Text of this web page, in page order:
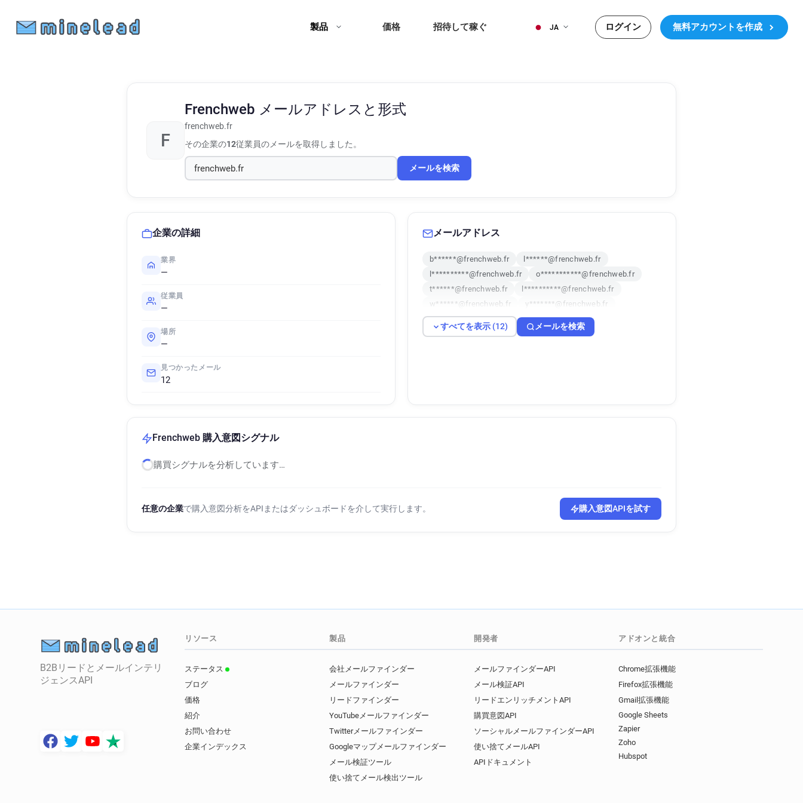
製品 価格 招待して稼ぐ JA ログイン 無料アカウントを作成
F
Frenchweb メールアドレスと形式
frenchweb.fr
その企業の12従業員のメールを取得しました。
メールを検索
企業の詳細
業界
—
従業員
—
場所
—
見つかったメール
12
メールアドレス
b******@frenchweb.fr
l******@frenchweb.fr
l**********@frenchweb.fr
o***********@frenchweb.fr
t******@frenchweb.fr
l**********@frenchweb.fr
w******@frenchweb.fr
y*******@frenchweb.fr
h***********@frenchweb.fr
y**********@frenchweb.fr
k******@frenchweb.fr
w******@frenchweb.fr
すべてを表示 (12) メールを検索
Frenchweb 購入意図シグナル
購買シグナルを分析しています…
任意の企業で購入意図分析をAPIまたはダッシュボードを介して実行します。 購入意図APIを試す
B2Bリードとメールインテリ
ジェンスAPI
リソース
ステータス
ブログ
価格
紹介
お問い合わせ
企業インデックス
製品
会社メールファインダー
メールファインダー
リードファインダー
YouTubeメールファインダー
Twitterメールファインダー
Googleマップメールファインダー
メール検証ツール
使い捨てメール検出ツール
開発者
メールファインダーAPI
メール検証API
リードエンリッチメントAPI
購買意図API
ソーシャルメールファインダーAPI
使い捨てメールAPI
APIドキュメント
アドオンと統合
Chrome拡張機能
Firefox拡張機能
Gmail拡張機能
Google Sheets
Zapier
Zoho
Hubspot